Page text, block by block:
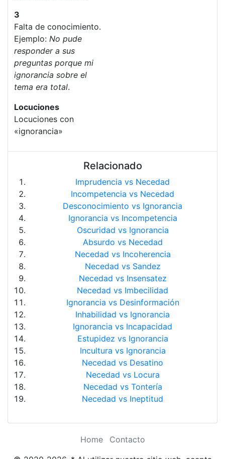
3
Falta de conocimiento.
Ejemplo: No pude
responder a sus
preguntas porque mi
ignorancia sobre el
tema era total.
Locuciones
Locuciones con
«ignorancia»
Relacionado
Imprudencia vs Necedad
Incompetencia vs Necedad
Desconocimiento vs Ignorancia
Ignorancia vs Incompetencia
Oscuridad vs Ignorancia
Absurdo vs Necedad
Necedad vs Incoherencia
Necedad vs Sandez
Necedad vs Insensatez
Necedad vs Imbecilidad
Ignorancia vs Desinformación
Inhabilidad vs Ignorancia
Ignorancia vs Incapacidad
Estupidez vs Ignorancia
Incultura vs Ignorancia
Necedad vs Desatino
Necedad vs Locura
Necedad vs Tontería
Necedad vs Ineptitud
Home
Contacto